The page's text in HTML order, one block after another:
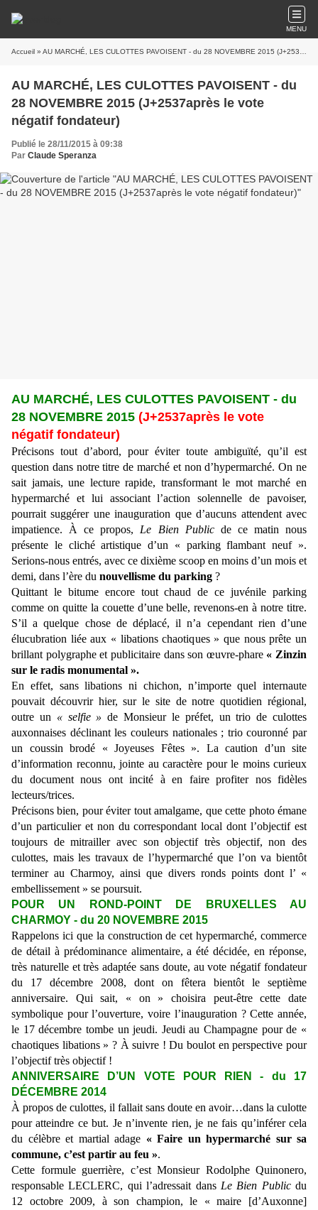
MENU
Accueil » AU MARCHÉ, LES CULOTTES PAVOISENT - du 28 NOVEMBRE 2015 (J+2537après le vote négatif fondateur)
AU MARCHÉ, LES CULOTTES PAVOISENT - du
28 NOVEMBRE 2015 (J+2537après le vote
négatif fondateur)
Publié le 28/11/2015 à 09:38
Par Claude Speranza
AU MARCHÉ, LES CULOTTES PAVOISENT - du
28 NOVEMBRE 2015 (J+2537après le vote
négatif fondateur)
Précisons tout d’abord, pour éviter toute ambiguïté, qu’il est
question dans notre titre de marché et non d’hypermarché. On ne
sait jamais, une lecture rapide, transformant le mot marché en
hypermarché et lui associant l’action solennelle de pavoiser,
pourrait suggérer une inauguration que d’aucuns attendent avec
impatience. À ce propos, Le Bien Public de ce matin nous
présente le cliché artistique d’un « parking flambant neuf ».
Serions-nous entrés, avec ce dixième scoop en moins d’un mois et
demi, dans l’ère du nouvellisme du parking ?
Quittant le bitume encore tout chaud de ce juvénile parking
comme on quitte la couette d’une belle, revenons-en à notre titre.
S’il a quelque chose de déplacé, il n’a cependant rien d’une
élucubration liée aux « libations chaotiques » que nous prête un
brillant polygraphe et publicitaire dans son œuvre-phare « Zinzin
sur le radis monumental ».
En effet, sans libations ni chichon, n’importe quel internaute
pouvait découvrir hier, sur le site de notre quotidien régional,
outre un « selfie » de Monsieur le préfet, un trio de culottes
auxonnaises déclinant les couleurs nationales ; trio couronné par
un coussin brodé « Joyeuses Fêtes ». La caution d’un site
d’information reconnu, jointe au caractère pour le moins curieux
du document nous ont incité à en faire profiter nos fidèles
lecteurs/trices.
Précisons bien, pour éviter tout amalgame, que cette photo émane
d’un particulier et non du correspondant local dont l’objectif est
toujours de mitrailler avec son objectif très objectif, non des
culottes, mais les travaux de l’hypermarché que l’on va bientôt
terminer au Charmoy, ainsi que divers ronds points dont l’ «
embellissement » se poursuit.
POUR UN ROND-POINT DE BRUXELLES AU
CHARMOY - du 20 NOVEMBRE 2015
Rappelons ici que la construction de cet hypermarché, commerce
de détail à prédominance alimentaire, a été décidée, en réponse,
très naturelle et très adaptée sans doute, au vote négatif fondateur
du 17 décembre 2008, dont on fêtera bientôt le septième
anniversaire. Qui sait, « on » choisira peut-être cette date
symbolique pour l’ouverture, voire l’inauguration ? Cette année,
le 17 décembre tombe un jeudi. Jeudi au Champagne pour de «
chaotiques libations » ? À suivre ! Du boulot en perspective pour
l’objectif très objectif !
ANNIVERSAIRE D’UN VOTE POUR RIEN - du 17
DÉCEMBRE 2014
À propos de culottes, il fallait sans doute en avoir…dans la culotte
pour atteindre ce but. Je n’invente rien, je ne fais qu’inférer cela
du célèbre et martial adage « Faire un hypermarché sur sa
commune, c’est partir au feu ».
Cette formule guerrière, c’est Monsieur Rodolphe Quinonero,
responsable LECLERC, qui l’adressait dans Le Bien Public du
12 octobre 2009, à son champion, le « maire [d’Auxonne]